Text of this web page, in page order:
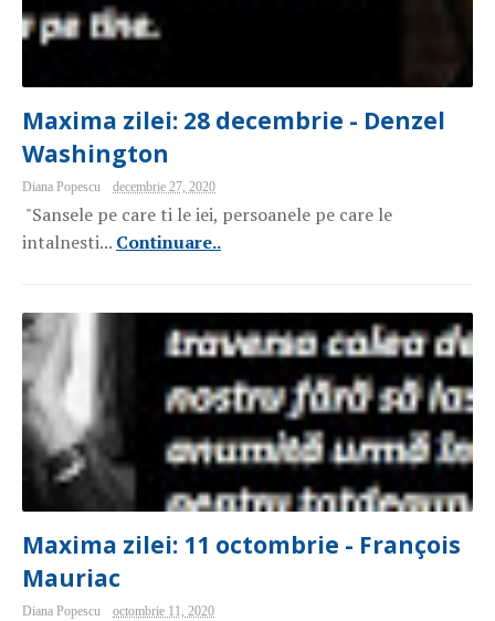
Maxima zilei: 28 decembrie - Denzel
Washington
Diana Popescu decembrie 27, 2020
"Sansele pe care ti le iei, persoanele pe care le
intalnesti... Continuare..
Maxima zilei: 11 octombrie - François
Mauriac
Diana Popescu octombrie 11, 2020